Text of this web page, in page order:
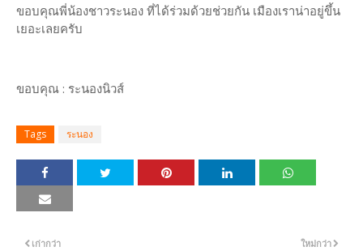
ขอบคุณพี่น้องชาวระนอง ที่ได้ร่วมด้วยช่วยกัน เมืองเราน่าอยู่ขึ้น
เยอะเลยครับ
ขอบคุณ : ระนองนิวส์
Tags ระนอง
ใหม่กว่า
เก่ากว่า